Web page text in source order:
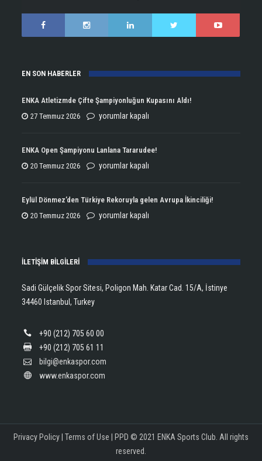
EN SON HABERLER
ENKA Atletizmde Çifte Şampiyonluğun Kupasını Aldı!
27 Temmuz 2026
ENKA
Çifte
Şampiyonluğun
yorumlar kapalı
ENKA Open Şampiyonu Lanlana Tararudee!
20 Temmuz 2026
ENKA
Şampiyonu
Lanlana
yorumlar kapalı
Eylül Dönmez’den Türkiye Rekoruyla gelen Avrupa İkinciliği!
20 Temmuz 2026
Eylül
Rekoruyla
Avrupa
yorumlar kapalı
İLETİŞİM BİLGİLERİ
Sadi Gülçelik Spor Sitesi, Poligon Mah. Katar Cad. 15/A, İstinye
34460 Istanbul, Turkey
+90 (212) 705 60 00
+90 (212) 705 61 11
bilgi@enkaspor.com
www.enkaspor.com
Privacy Policy Terms of Use PPD © 2021 ENKA Sports Club. All rights
reserved.